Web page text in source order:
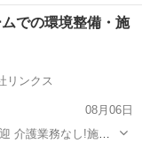
置 ・ゴミ捨て ・プール簡易清掃 等 📍【勤務地】 恩納村 ...
スタッフ
での環境整備・施
リンクス
08月06日
介護業務なし!施設